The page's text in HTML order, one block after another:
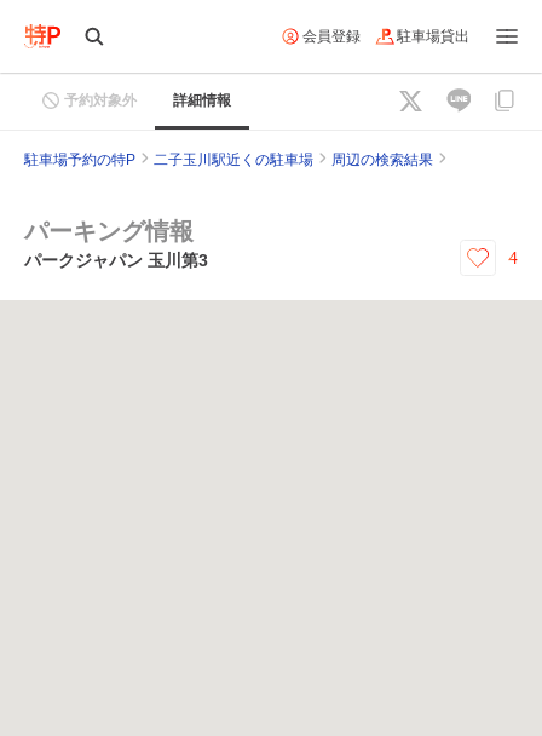
会員登録 駐車場貸出
予約対象外 詳細情報
駐車場予約の特P 二子玉川駅近くの駐車場 周辺の検索結果
パーキング情報
パークジャパン 玉川第3 4